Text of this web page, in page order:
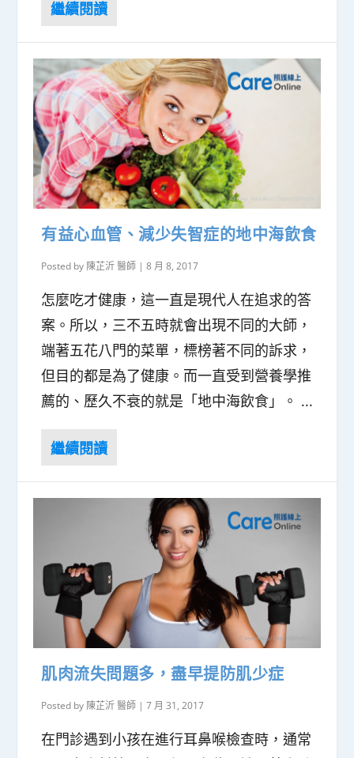
有益心血管、減少失智症的地中海飲食
Posted by 陳芷沂 醫師 |8 月 8, 2017
怎麼吃才健康，這一直是現代人在追求的答
案。所以，三不五時就會出現不同的大師，
端著五花八門的菜單，標榜著不同的訴求，
但目的都是為了健康。而一直受到營養學推
薦的、歷久不衰的就是「地中海飲食」。 ...
肌肉流失問題多，盡早提防肌少症
Posted by 陳芷沂 醫師 |7 月 31, 2017
在門診遇到小孩在進行耳鼻喉檢查時，通常